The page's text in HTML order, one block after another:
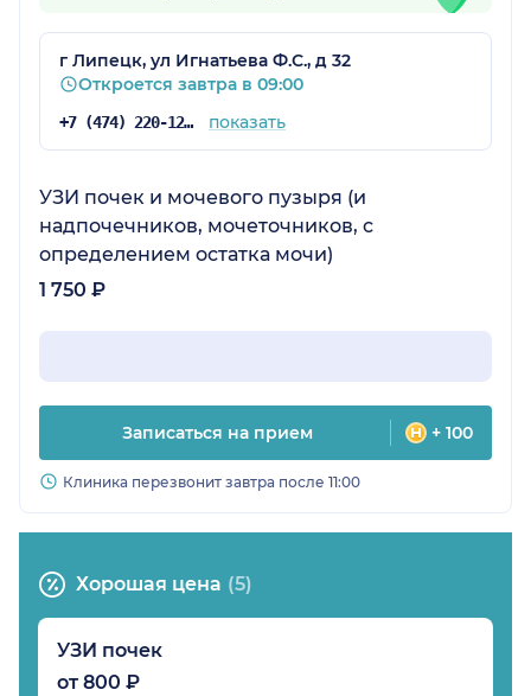
г Липецк, ул Игнатьева Ф.С., д 32
Откроется завтра в 09:00
+7 (474) 220-12-68 показать
УЗИ почек и мочевого пузыря (и
надпочечников, мочеточников, с
определением остатка мочи)
1 750 ₽
Записаться на прием + 100
Клиника перезвонит завтра после 11:00
Хорошая цена (5)
УЗИ почек
от 800 ₽